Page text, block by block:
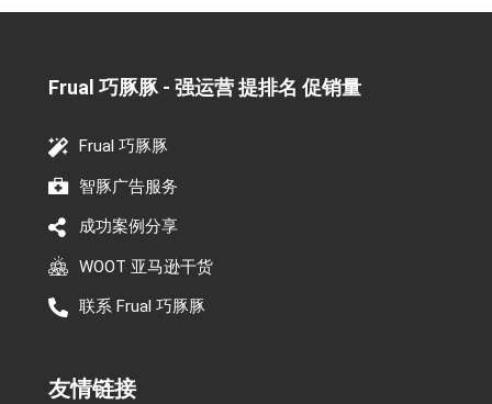
Frual 巧豚豚 - 强运营 提排名 促销量​
Frual 巧豚豚
智豚广告服务
成功案例分享
WOOT 亚马逊干货
联系 Frual 巧豚豚
友情链接